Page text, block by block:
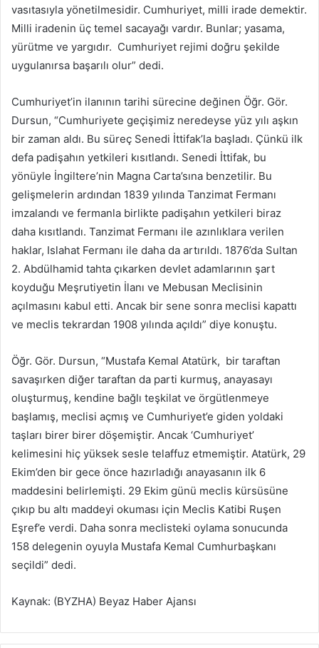
vasıtasıyla yönetilmesidir. Cumhuriyet, milli irade demektir.
Milli iradenin üç temel sacayağı vardır. Bunlar; yasama,
yürütme ve yargıdır. Cumhuriyet rejimi doğru şekilde
uygulanırsa başarılı olur” dedi.
Cumhuriyet’in ilanının tarihi sürecine değinen Öğr. Gör.
Dursun, “Cumhuriyete geçişimiz neredeyse yüz yılı aşkın
bir zaman aldı. Bu süreç Senedi İttifak’la başladı. Çünkü ilk
defa padişahın yetkileri kısıtlandı. Senedi İttifak, bu
yönüyle İngiltere’nin Magna Carta’sına benzetilir. Bu
gelişmelerin ardından 1839 yılında Tanzimat Fermanı
imzalandı ve fermanla birlikte padişahın yetkileri biraz
daha kısıtlandı. Tanzimat Fermanı ile azınlıklara verilen
haklar, Islahat Fermanı ile daha da artırıldı. 1876’da Sultan
2. Abdülhamid tahta çıkarken devlet adamlarının şart
koyduğu Meşrutiyetin İlanı ve Mebusan Meclisinin
açılmasını kabul etti. Ancak bir sene sonra meclisi kapattı
ve meclis tekrardan 1908 yılında açıldı” diye konuştu.
Öğr. Gör. Dursun, “Mustafa Kemal Atatürk, bir taraftan
savaşırken diğer taraftan da parti kurmuş, anayasayı
oluşturmuş, kendine bağlı teşkilat ve örgütlenmeye
başlamış, meclisi açmış ve Cumhuriyet’e giden yoldaki
taşları birer birer döşemiştir. Ancak ‘Cumhuriyet’
kelimesini hiç yüksek sesle telaffuz etmemiştir. Atatürk, 29
Ekim’den bir gece önce hazırladığı anayasanın ilk 6
maddesini belirlemişti. 29 Ekim günü meclis kürsüsüne
çıkıp bu altı maddeyi okuması için Meclis Katibi Ruşen
Eşref’e verdi. Daha sonra meclisteki oylama sonucunda
158 delegenin oyuyla Mustafa Kemal Cumhurbaşkanı
seçildi” dedi.
Kaynak: (BYZHA) Beyaz Haber Ajansı